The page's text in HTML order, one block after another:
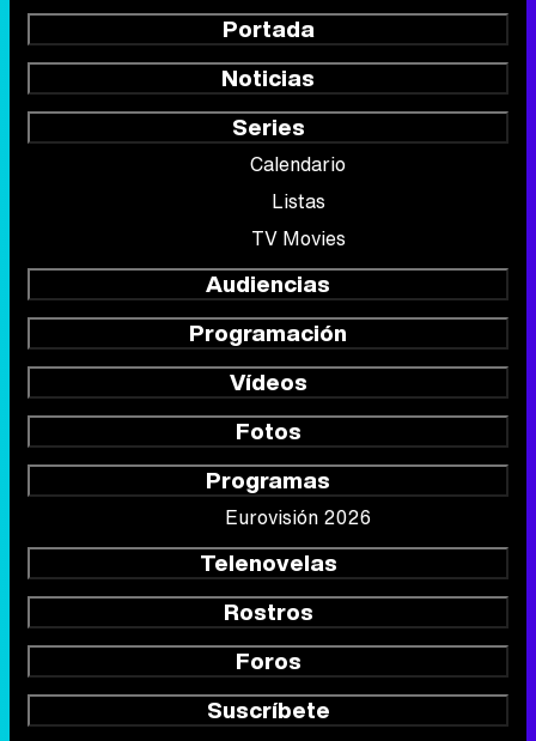
Portada
Noticias
Series
Calendario
Listas
TV Movies
Audiencias
Programación
Vídeos
Fotos
Programas
Eurovisión 2026
Telenovelas
Rostros
Foros
Suscríbete